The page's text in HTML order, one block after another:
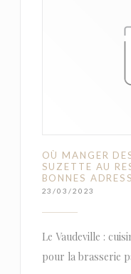
OÙ MANGER
SUZETTE AU
BONNES
23/03/2023
Le Vaudeville :
pour la brasserie